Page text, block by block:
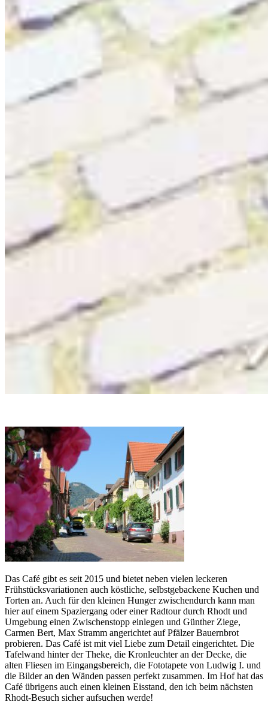
Das Café gibt es seit 2015 und bietet neben vielen leckeren
Frühstücksvariationen auch köstliche, selbstgebackene Kuchen und
Torten an. Auch für den kleinen Hunger zwischendurch kann man
hier auf einem Spaziergang oder einer Radtour durch Rhodt und
Umgebung einen Zwischenstopp einlegen und Günther Ziege,
Carmen Bert, Max Stramm angerichtet auf Pfälzer Bauernbrot
probieren. Das Café ist mit viel Liebe zum Detail eingerichtet. Die
Tafelwand hinter der Theke, die Kronleuchter an der Decke, die
alten Fliesen im Eingangsbereich, die Fototapete von Ludwig I. und
die Bilder an den Wänden passen perfekt zusammen. Im Hof hat das
Café übrigens auch einen kleinen Eisstand, den ich beim nächsten
Rhodt-Besuch sicher aufsuchen werde!